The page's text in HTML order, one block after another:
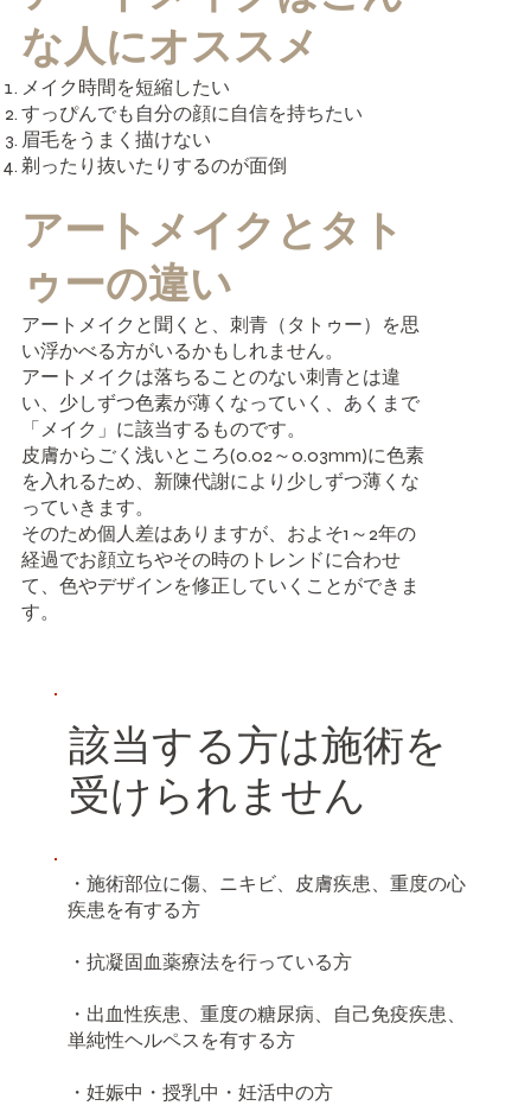
な人にオススメ
メイク時間を短縮したい
すっぴんでも自分の顔に自信を持ちたい
眉毛をうまく描けない
剃ったり抜いたりするのが面倒
アートメイクとタト
ゥーの違い
アートメイクと聞くと、刺青（タトゥー）を思
い浮かべる方がいるかもしれません。
アートメイクは落ちることのない刺青とは違
い、少しずつ色素が薄くなっていく、あくまで
「メイク」に該当するものです。
皮膚からごく浅いところ(0.02～0.03mm)に色素
を入れるため、新陳代謝により少しずつ薄くな
っていきます。
そのため個人差はありますが、およそ1～2年の
経過でお顔立ちやその時のトレンドに合わせ
て、色やデザインを修正していくことができま
す。
該当する方は施術を
受けられません
・施術部位に傷、ニキビ、皮膚疾患、重度の心
疾患を有する方
・抗凝固血薬療法を行っている方
・出血性疾患、重度の糖尿病、自己免疫疾患、
単純性ヘルペスを有する方
・妊娠中・授乳中・妊活中の方